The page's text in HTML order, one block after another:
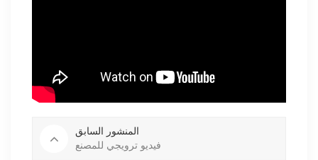
المنشور السابق
فيديو ترويجي للمصنع